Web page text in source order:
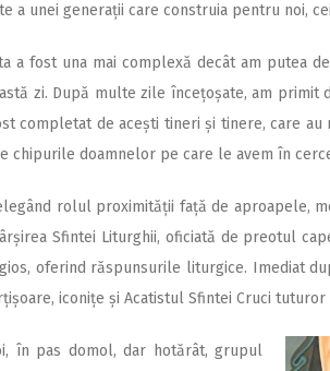
a unei generații care construia pentru noi,
a fost una mai complexă decât am putea
zi. După multe zile încețoșate, am
completat de acești tineri și tinere, care
chipurile doamnelor pe care le avem în
rolul proximității față de aproapele,
Sfintei Liturghii, oficiată de preotul
oferind răspunsurile liturgice. Imediat
iconițe și Acatistul Sfintei Cruci
în pas domol, dar hotărât, grupul